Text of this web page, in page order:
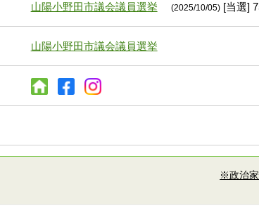
山陽小野田市議会議員選挙 (2025/10/05)[当選]
山陽小野田市議会議員選挙
※政治家